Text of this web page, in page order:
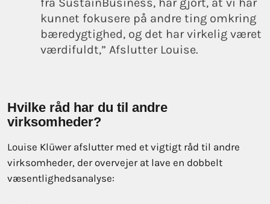
fra SustainBusiness, har gjort, at vi har
kunnet fokusere på andre ting omkring
bæredygtighed, og det har virkelig været
værdifuldt,” Afslutter Louise.
Hvilke råd har du til andre
virksomheder?
Louise Klüwer afslutter med et vigtigt råd til andre
virksomheder, der overvejer at lave en dobbelt
væsentlighedsanalyse: